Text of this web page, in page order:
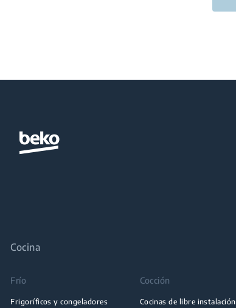
Cocina
Frío
Frigoríficos y congeladores
Cocción
Cocinas de libre instalación